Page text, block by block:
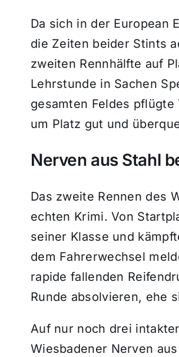
Da sich in der European
die Zeiten beider Stints
zweiten Rennhälfte auf
Lehrstunde in Sachen
gesamten Feldes
um Platz gut und
Nerven aus Stahl
Das zweite Rennen des
echten Krimi. Von
seiner Klasse und
dem Fahrerwechsel
rapide fallenden
Runde absolvieren, ehe
Auf nur noch drei
Wiesbadener Nerven